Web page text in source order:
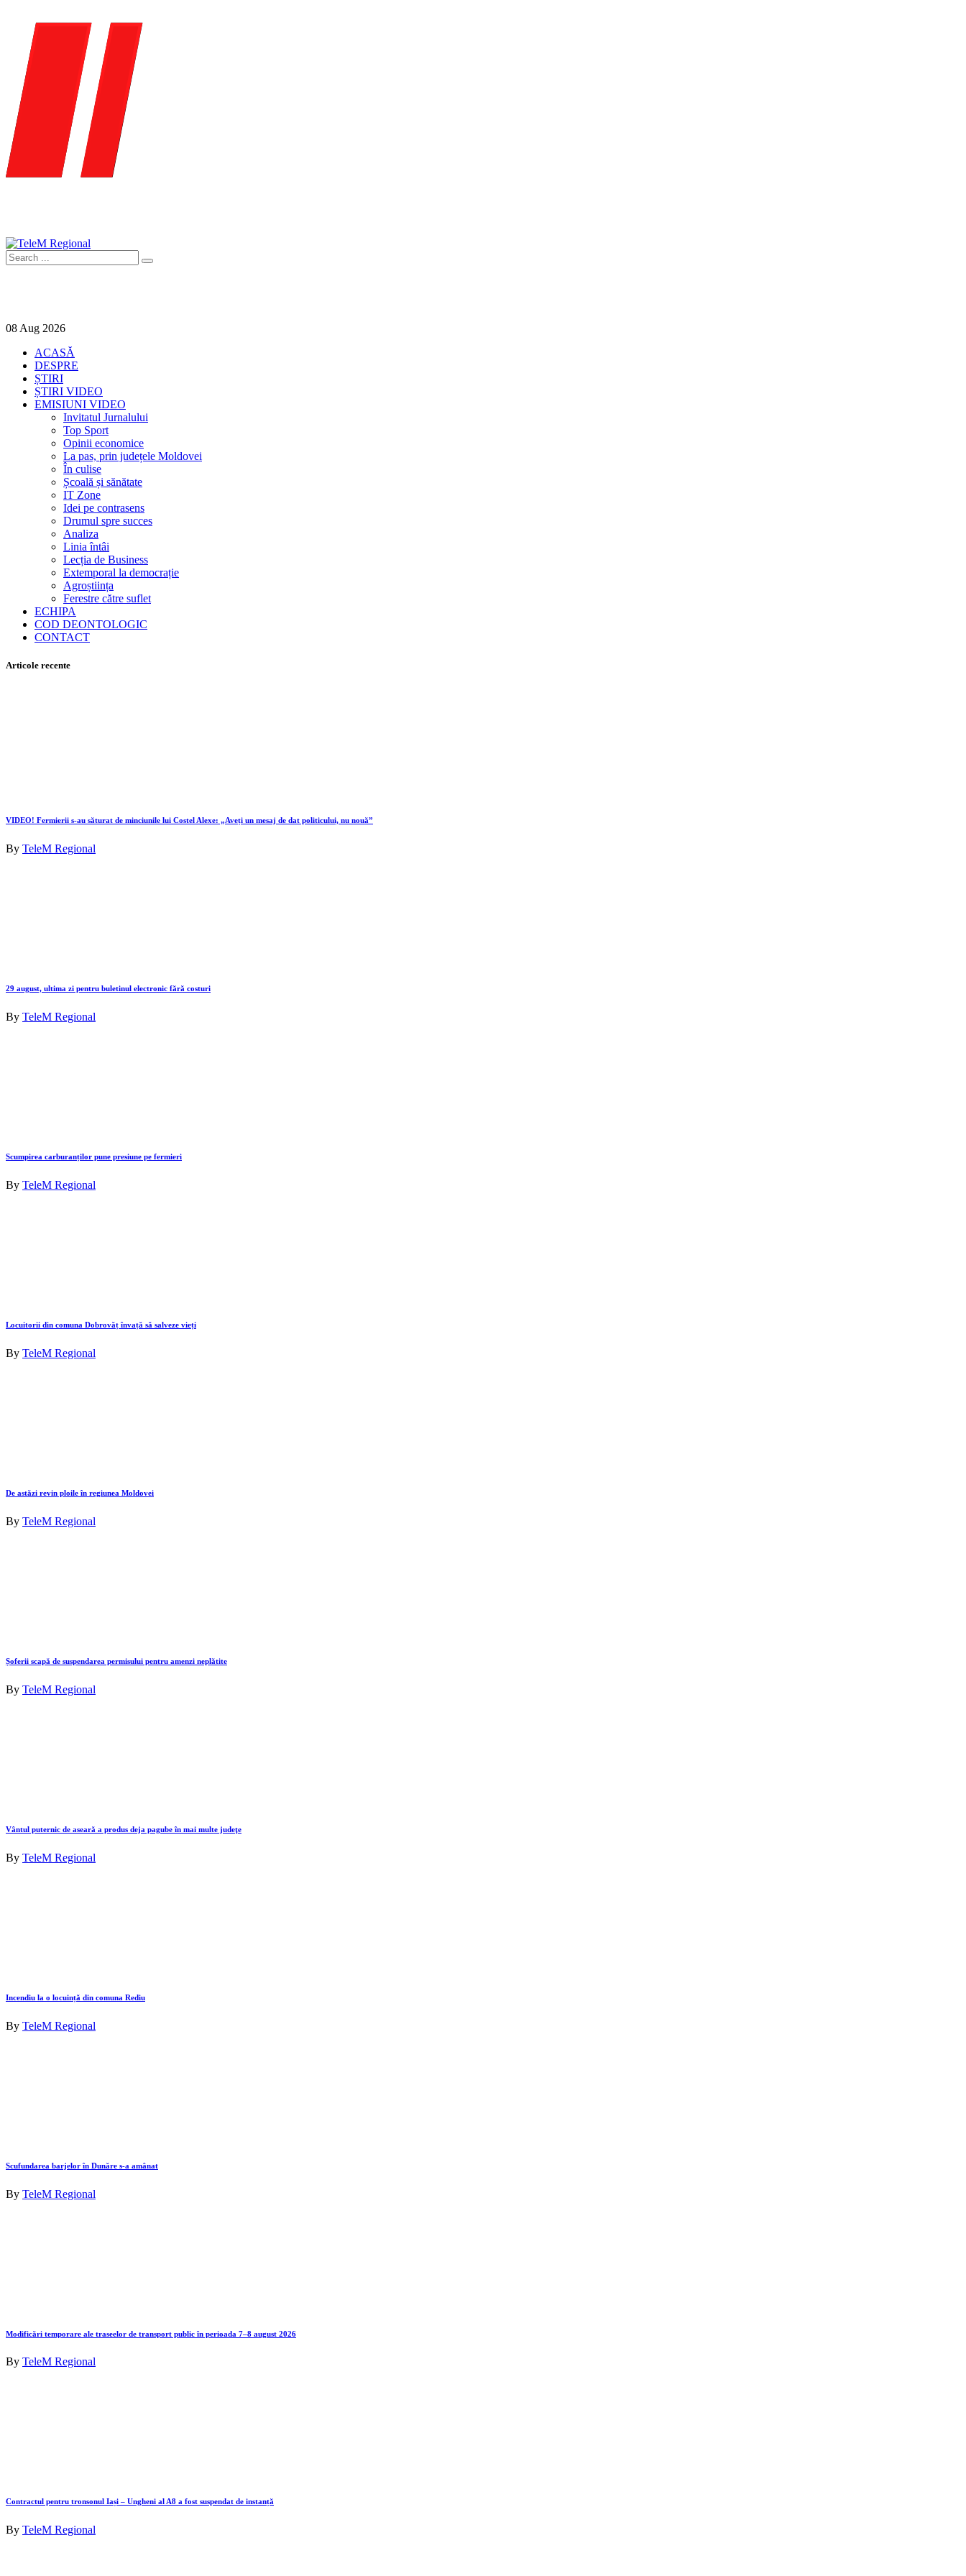
08 Aug 2026
ACASĂ
DESPRE
ȘTIRI
ȘTIRI VIDEO
EMISIUNI VIDEO
Invitatul Jurnalului
Top Sport
Opinii economice
La pas, prin județele Moldovei
În culise
Școală și sănătate
IT Zone
Idei pe contrasens
Drumul spre succes
Analiza
Linia întâi
Lecția de Business
Extemporal la democrație
Agroștiința
Ferestre către suflet
ECHIPA
COD DEONTOLOGIC
CONTACT
Articole recente
VIDEO! Fermierii s-au săturat de minciunile lui Costel Alexe: „Aveți un mesaj de dat politicului, nu nouă”
By TeleM Regional
29 august, ultima zi pentru buletinul electronic fără costuri
By TeleM Regional
Scumpirea carburanților pune presiune pe fermieri
By TeleM Regional
Locuitorii din comuna Dobrovăț învață să salveze vieți
By TeleM Regional
De astăzi revin ploile în regiunea Moldovei
By TeleM Regional
Șoferii scapă de suspendarea permisului pentru amenzi neplătite
By TeleM Regional
Vântul puternic de aseară a produs deja pagube în mai multe judeţe
By TeleM Regional
Incendiu la o locuință din comuna Rediu
By TeleM Regional
Scufundarea barjelor în Dunăre s-a amânat
By TeleM Regional
Modificări temporare ale traseelor de transport public în perioada 7–8 august 2026
By TeleM Regional
Contractul pentru tronsonul Iași – Ungheni al A8 a fost suspendat de instanță
By TeleM Regional